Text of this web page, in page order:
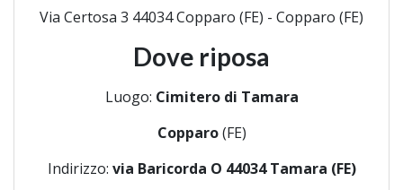
Via Certosa 3 44034 Copparo (FE) - Copparo (FE)
Dove riposa
Luogo: Cimitero di Tamara
Copparo(FE)
Indirizzo: via Baricorda O 44034 Tamara (FE)